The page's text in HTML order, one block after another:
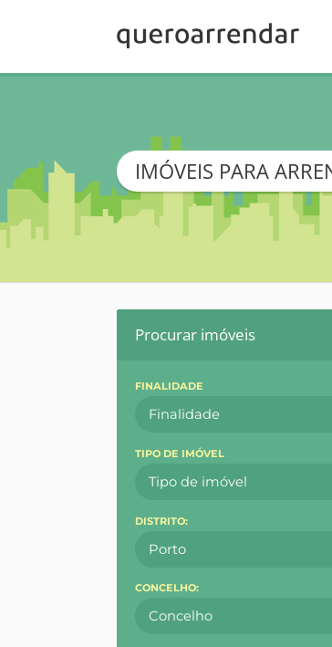
IMÓVEIS PARA
Procurar imóveis
FINALIDADE
Finalidade
TIPO DE IMÓVEL
Tipo de imóvel
DISTRITO:
Porto
CONCELHO:
Concelho